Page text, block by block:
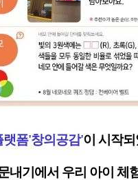
랫폼'창의공감'이 시작
내기에서 우리 아이 체